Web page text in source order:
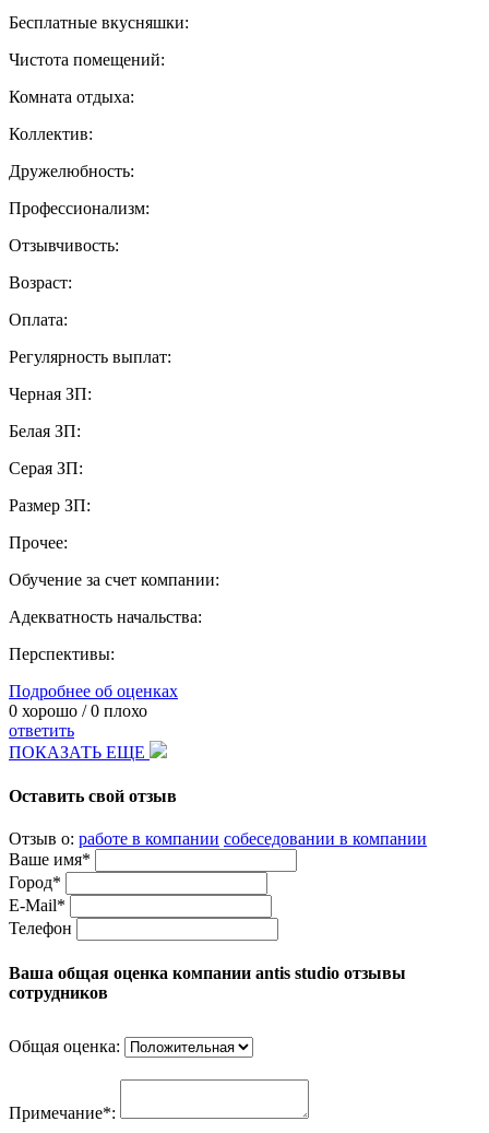
Бесплатные вкусняшки:
Чистота помещений:
Комната отдыха:
Коллектив:
Дружелюбность:
Профессионализм:
Отзывчивость:
Возраст:
Оплата:
Регулярность выплат:
Черная ЗП:
Белая ЗП:
Серая ЗП:
Размер ЗП:
Прочее:
Обучение за счет компании:
Адекватность начальства:
Перспективы:
Подробнее об оценках
0 хорошо /0 плохо
ответить
ПОКАЗАТЬ ЕЩЕ
Оставить свой отзыв
Отзыв о: работе в компании собеседовании в компании
Ваше имя*
Город*
E-Mail*
Телефон
Ваша общая оценка компании antis studio отзывы
сотрудников
Общая оценка:
Примечание*: